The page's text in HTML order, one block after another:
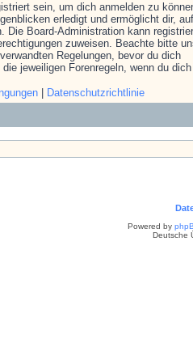
sein, um dich anmelden zu
erledigt und ermöglicht dir, auf
Die Board-Administration kann
zuweisen. Beachte bitte
Regelungen, bevor du dich
jeweiligen Forenregeln, wenn du
| Datenschutzrichtlinie
Powered by
Deutsche